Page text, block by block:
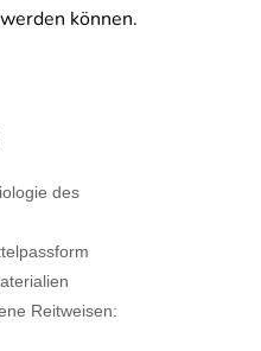
können.
des
Reitweisen: